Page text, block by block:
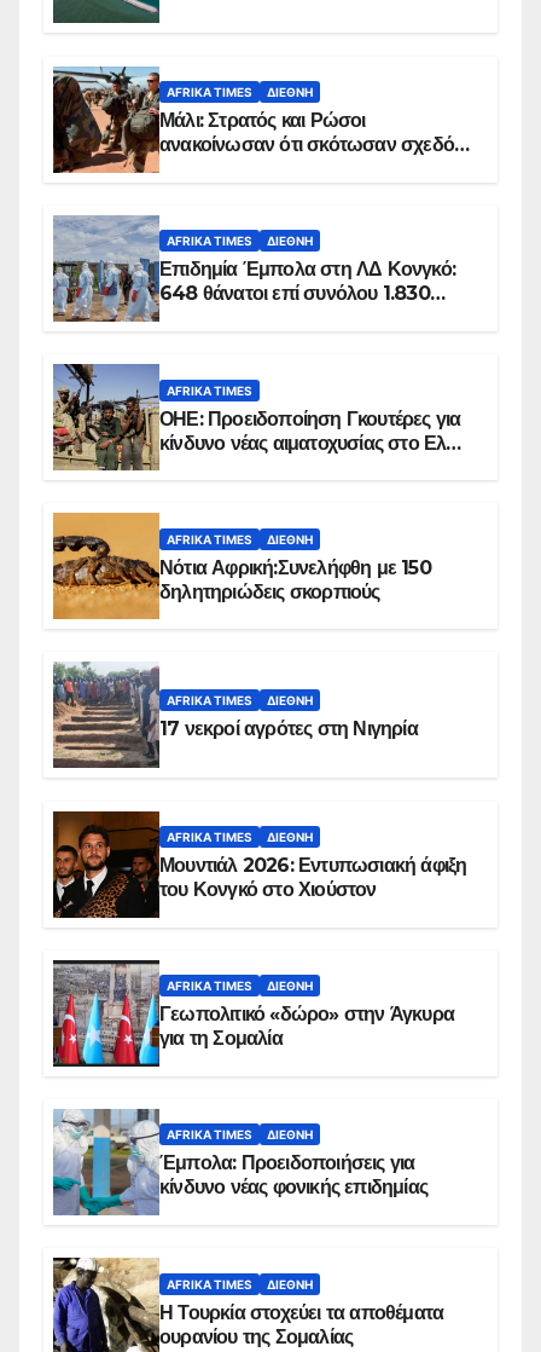
AFRIKA TIMES ΔΙΕΘΝΉ
Μάλι: Στρατός και Ρώσοι
ανακοίνωσαν ότι σκότωσαν σχεδόν
AFRIKA TIMES ΔΙΕΘΝΉ
Επιδημία Έμπολα στη ΛΔ Κονγκό:
648 θάνατοι επί συνόλου 1.830
AFRIKA TIMES
ΟΗΕ: Προειδοποίηση Γκουτέρες για
κίνδυνο νέας αιματοχυσίας στο Ελ
AFRIKA TIMES ΔΙΕΘΝΉ
Νότια Αφρική:Συνελήφθη με 150
δηλητηριώδεις σκορπιούς
AFRIKA TIMES ΔΙΕΘΝΉ
17 νεκροί αγρότες στη Νιγηρία
AFRIKA TIMES ΔΙΕΘΝΉ
Μουντιάλ 2026: Εντυπωσιακή άφιξη
του Κονγκό στο Χιούστον
AFRIKA TIMES ΔΙΕΘΝΉ
Γεωπολιτικό «δώρο» στην Άγκυρα
για τη Σομαλία
AFRIKA TIMES ΔΙΕΘΝΉ
Έμπολα: Προειδοποιήσεις για
κίνδυνο νέας φονικής επιδημίας
AFRIKA TIMES ΔΙΕΘΝΉ
Η Τουρκία στοχεύει τα αποθέματα
ουρανίου της Σομαλίας